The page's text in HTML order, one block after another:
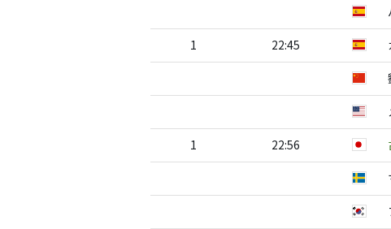
1 22:45
1 22:56